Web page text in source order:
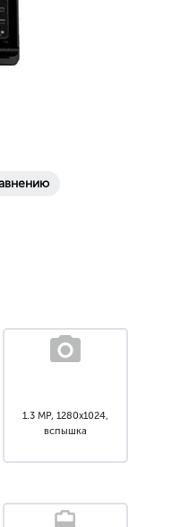
1.3 MP, 1280x1024,
вспышка